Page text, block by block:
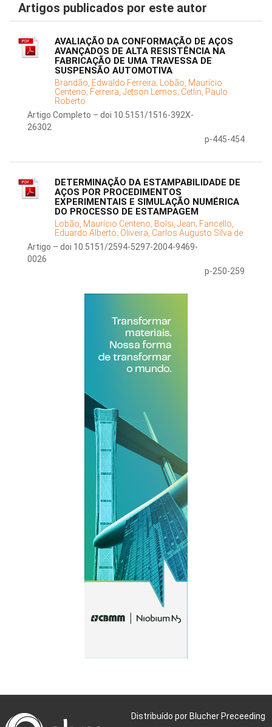
Artigos publicados por este autor
AVALIAÇÃO DA CONFORMAÇÃO DE AÇOS
AVANÇADOS DE ALTA RESISTÊNCIA NA
FABRICAÇÃO DE UMA TRAVESSA DE
SUSPENSÃO AUTOMOTIVA
Brandão, Edwaldo Ferreira; Lobão, Maurício
Centeno; Ferreira, Jetson Lemos; Cetlin, Paulo
Roberto
Artigo Completo – doi 10.5151/1516-392X-
26302
p-445-454
DETERMINAÇÃO DA ESTAMPABILIDADE DE
AÇOS POR PROCEDIMENTOS
EXPERIMENTAIS E SIMULAÇÃO NUMÉRICA
DO PROCESSO DE ESTAMPAGEM
Lobão, Maurício Centeno; Bolsi, Jean; Fancello,
Eduardo Alberto; Oliveira, Carlos Augusto Silva de
Artigo – doi 10.5151/2594-5297-2004-9469-
0026
p-250-259
Distribuído por Blucher Preceeding